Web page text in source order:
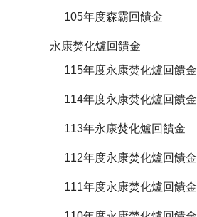
105年度森霸回饋金
永康焚化爐回饋金
115年度永康焚化爐回饋金
114年度永康焚化爐回饋金
113年永康焚化爐回饋金
112年度永康焚化爐回饋金
111年度永康焚化爐回饋金